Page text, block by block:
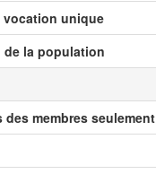
vocation unique
de la population
membres seulement